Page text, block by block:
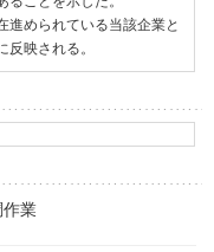
進められている当該企業と
映される。
作業